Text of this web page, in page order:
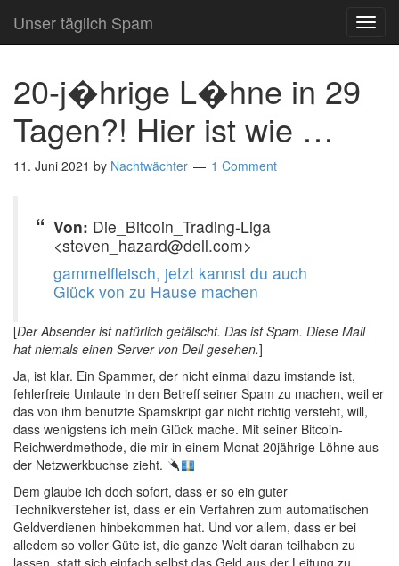
Unser täglich Spam
20-j�hrige L�hne in 29
Tagen?! Hier ist wie …
11. Juni 2021 by Nachtwächter 1 Comment
Von: Die_Bitcoin_Trading-Liga
<steven_hazard@dell.com>
gammelfleisch, jetzt kannst du auch
Glück von zu Hause machen
[Der Absender ist natürlich gefälscht. Das ist Spam. Diese Mail
hat niemals einen Server von Dell gesehen.]
Ja, ist klar. Ein Spammer, der nicht einmal dazu imstande ist,
fehlerfreie Umlaute in den Betreff seiner Spam zu machen, weil er
das von ihm benutzte Spamskript gar nicht richtig versteht, will,
dass wenigstens ich mein Glück mache. Mit seiner Bitcoin-
Reichwerdmethode, die mir in einem Monat 20jährige Löhne aus
der Netzwerkbuchse zieht.
Dem glaube ich doch sofort, dass er so ein guter
Technikversteher ist, dass er ein Verfahren zum automatischen
Geldverdienen hinbekommen hat. Und vor allem, dass er bei
alledem so voller Güte ist, die ganze Welt daran teilhaben zu
lassen, statt sich einfach selbst das Geld aus der Leitung zu